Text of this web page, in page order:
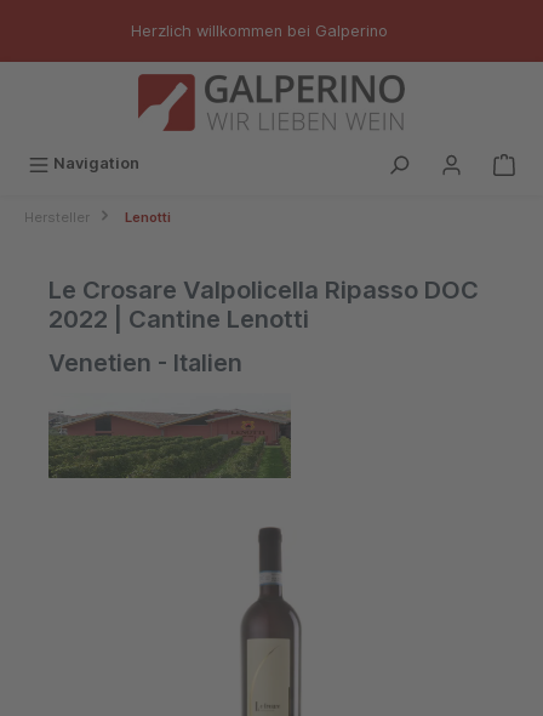
Herzlich willkommen bei Galperino
Navigation
Hersteller Lenotti
Le Crosare Valpolicella Ripasso DOC
2022 | Cantine Lenotti
Venetien - Italien